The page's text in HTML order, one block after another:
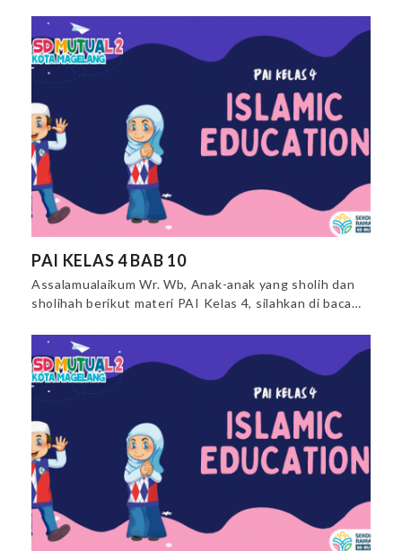
PAI KELAS 4 BAB 10
Assalamualaikum Wr. Wb, Anak-anak yang sholih dan
sholihah berikut materi PAI Kelas 4, silahkan di baca…